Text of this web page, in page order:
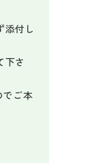
添付し
下さ
でご本